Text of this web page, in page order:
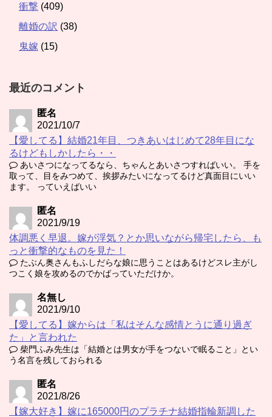
衝撃 (409)
離婚の訳 (38)
鬼嫁 (15)
最近のコメント
匿名
2021/10/7
【愛してる】結婚21年目、つきあいはじめて28年目にな
るけどもしかしたら・・
あいさつになってるなら、ちゃんとあいさつすればいい。 手を
取って、目をみつめて、挨拶みたいになってるけど真面目にいい
ます。 っていえばいい
匿名
2021/9/19
体調悪く早退。嫁が浮気？とか思いながら帰宅したら、も
っと衝撃的なものを見た！
たぶん奥さんもふしだらな娘に思うことはあるけどスレ主がし
つこく娘を攻めるのでかばっていただけか。
名無し
2021/9/10
【愛してる】嫁からは「私はそんな感情とうに通り過ぎ
た」と言われた
柴門ふみ先生は「結婚とは男女が手をつないで眠ること」とい
う名言を残しておられる
匿名
2021/8/26
【嫁大好き】嫁に165000円のプラチナ結婚指輪新調した